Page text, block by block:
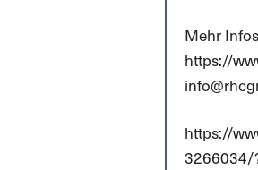
Mehr
https://
https://
3266034/